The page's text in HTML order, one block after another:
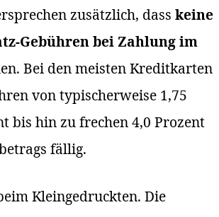
zusätzlich, dasskeine
Gebühren bei Zahlung im
Bei den meisten Kreditkarten
von typischerweise 1,75
bis hin zu frechen 4,0 Prozent
fällig.
Kleingedruckten. Die